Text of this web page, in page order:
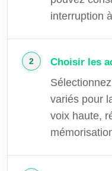
interruption
Choisir les
variés pour
voix haute,